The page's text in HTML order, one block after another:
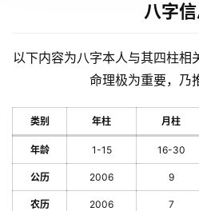
八字
以下内容为八字本人与其四柱相
命理极为重要，乃
类别 年柱 月柱
年龄 1-15 16-30
公历 2006 9
农历 2006 7